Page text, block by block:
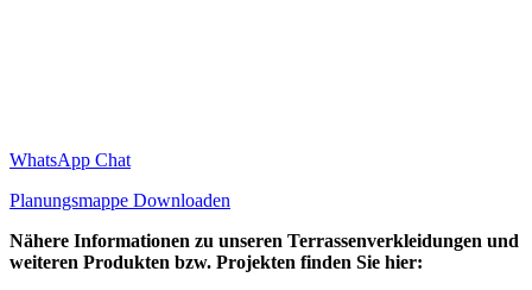
WhatsApp Chat
Planungsmappe Downloaden
Nähere Informationen zu unseren Terrassenverkleidungen und
weiteren Produkten bzw. Projekten finden Sie hier: